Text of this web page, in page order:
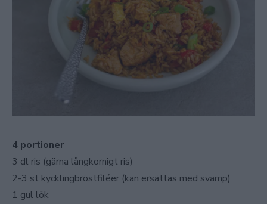
4 portioner
3 dl ris (gärna långkornigt ris)
2-3 st kycklingbröstfiléer (kan ersättas med svamp)
1 gul lök